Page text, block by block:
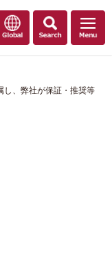
し、弊社が保証・推奨等